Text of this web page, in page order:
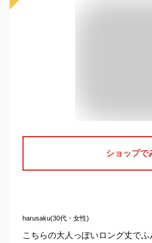
ショップで
harusaku(30代・女性)
こちらの大人っぽいロング丈で